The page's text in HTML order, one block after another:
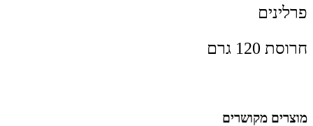
פרלינים
חרוסת 120 גרם
מוצרים מקושרים